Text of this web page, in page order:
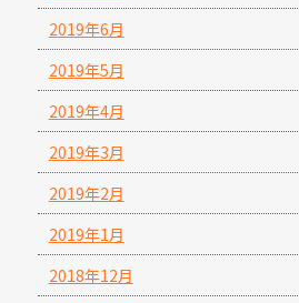
2019年6月
2019年5月
2019年4月
2019年3月
2019年2月
2019年1月
2018年12月